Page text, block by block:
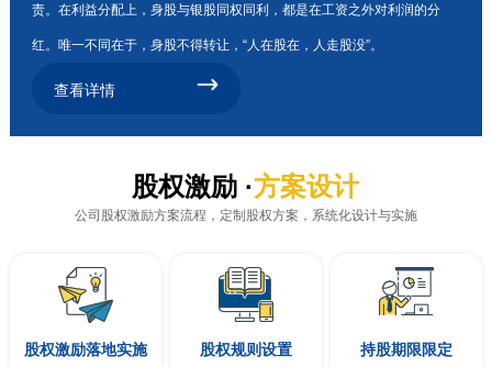
责。在利益分配上，身股与银股同权同利，都是在工资之外对利润的分
红。唯一不同在于，身股不得转让，“人在股在，人走股没”。
查看详情
股权激励 ·方案设计
公司股权激励方案流程，定制股权方案，系统化设计与实施
股权激励落地实施 股权规则设置 持股期限限定